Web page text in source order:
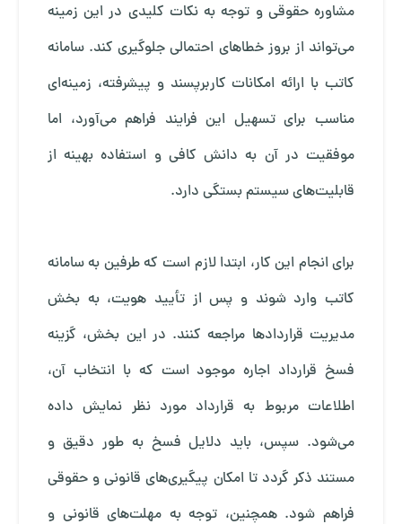
مشاوره حقوقی و توجه به نکات کلیدی در این زمینه
می‌تواند از بروز خطاهای احتمالی جلوگیری کند. سامانه
کاتب با ارائه امکانات کاربرپسند و پیشرفته، زمینه‌ای
مناسب برای تسهیل این فرایند فراهم می‌آورد، اما
موفقیت در آن به دانش کافی و استفاده بهینه از
قابلیت‌های سیستم بستگی دارد.
برای انجام این کار، ابتدا لازم است که طرفین به سامانه
کاتب وارد شوند و پس از تأیید هویت، به بخش
مدیریت قراردادها مراجعه کنند. در این بخش، گزینه
فسخ قرارداد اجاره موجود است که با انتخاب آن،
اطلاعات مربوط به قرارداد مورد نظر نمایش داده
می‌شود. سپس، باید دلایل فسخ به طور دقیق و
مستند ذکر گردد تا امکان پیگیری‌های قانونی و حقوقی
فراهم شود. همچنین، توجه به مهلت‌های قانونی و